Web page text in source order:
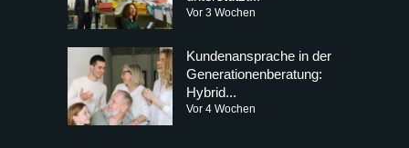
Vor 3 Wochen
Kundenansprache in der
Generationenberatung:
Hybrid...
Vor 4 Wochen